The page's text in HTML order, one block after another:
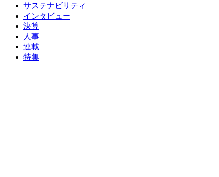
サステナビリティ
インタビュー
決算
人事
連載
特集